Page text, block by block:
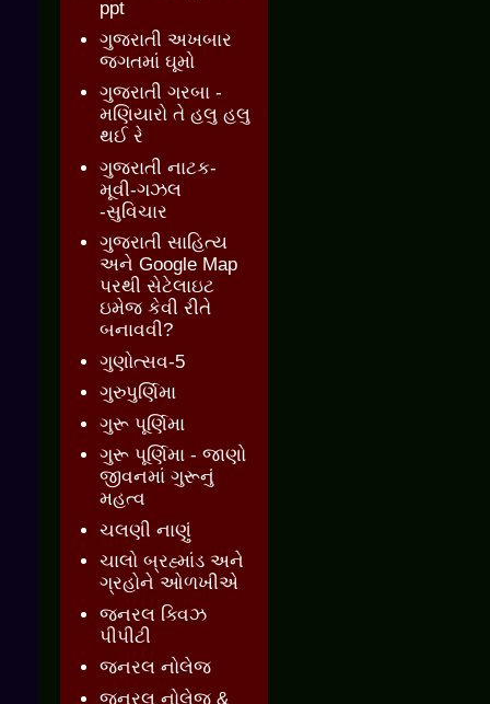
ppt
ગુજરાતી અખબાર
જગતમાં ઘૂમો
ગુજરાતી ગરબા -
મણિયારો તે હલુ હલુ
થઈ રે
ગુજરાતી નાટક-
મૂવી-ગઝલ
-સુવિચાર
ગુજરાતી સાહિત્ય
અને Google Map
પરથી સેટેલાઇટ
ઇમેજ કેવી રીતે
બનાવવી?
ગુણોત્સવ-5
ગુરુપુર્ણિમા
ગુરૂ પૂર્ણિમા
ગુરૂ પૂર્ણિમા - જાણો
જીવનમાં ગુરૂનું
મહત્વ
ચલણી નાણું
ચાલો બ્રહ્માંડ અને
ગ્રહોને ઓળખીએ
જનરલ ક્વિઝ
પીપીટી
જનરલ નોલેજ
જનરલ નોલેજ &